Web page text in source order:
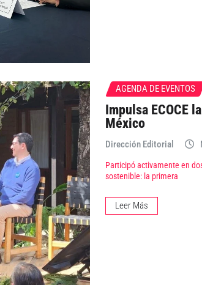
AGENDA DE EVENTOS
Impulsa ECOCE
México
Dirección Editorial
Participó activamente en
sostenible: la primera
Leer Más